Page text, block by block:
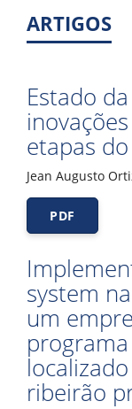
ARTIGOS
Estado
etapas
Jean Augusto
PDF
system
um
ribeirão